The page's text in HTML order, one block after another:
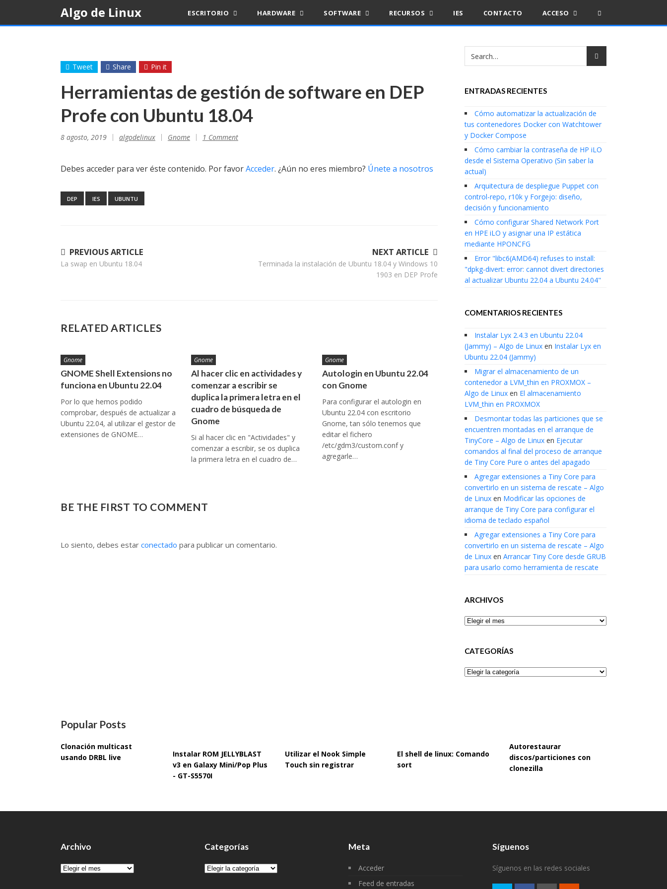
content
Algo de Linux ESCRITORIO HARDWARE SOFTWARE RECURSOS IES CONTACTO ACCESO
Tweet Share Pin it
Herramientas de gestión de software en DEP
Profe con Ubuntu 18.04
8 agosto, 2019 algodelinux Gnome 1 Comment
Debes acceder para ver éste contenido. Por favorAcceder. ¿Aún no eres miembro? Únete a nosotros
DEP IES UBUNTU
Navegación
de
NEXT ARTICLE
Terminada la instalación de Ubuntu 18.04 y Windows 10
1903 en DEP Profe
PREVIOUS ARTICLE
La swap en Ubuntu 18.04
RELATED ARTICLES
Gnome
GNOME Shell Extensions no
funciona en Ubuntu 22.04
Por lo que hemos podido
comprobar, después de actualizar a
Ubuntu 22.04, al utilizar el gestor de
extensiones de GNOME…
Gnome
Al hacer clic en actividades y
comenzar a escribir se
duplica la primera letra en el
cuadro de búsqueda de
Gnome
Si al hacer clic en "Actividades" y
comenzar a escribir, se os duplica
la primera letra en el cuadro de…
Gnome
Autologin en Ubuntu 22.04
con Gnome
Para configurar el autologin en
Ubuntu 22.04 con escritorio
Gnome, tan sólo tenemos que
editar el fichero
/etc/gdm3/custom.conf y
agregarle…
BE THE FIRST TO COMMENT
Lo siento, debes estar conectado para publicar un comentario.
ENTRADAS RECIENTES
Cómo automatizar la actualización de
tus contenedores Docker con Watchtower
y Docker Compose
Cómo cambiar la contraseña de HP iLO
desde el Sistema Operativo (Sin saber la
actual)
Arquitectura de despliegue Puppet con
control-repo, r10k y Forgejo: diseño,
decisión y funcionamiento
Cómo configurar Shared Network Port
en HPE iLO y asignar una IP estática
mediante HPONCFG
Error "libc6(AMD64) refuses to install:
"dpkg-divert: error: cannot divert directories
al actualizar Ubuntu 22.04 a Ubuntu 24.04"
COMENTARIOS RECIENTES
Instalar Lyx 2.4.3 en Ubuntu 22.04
(Jammy) – Algo de Linux en Instalar Lyx en
Ubuntu 22.04 (Jammy)
Migrar el almacenamiento de un
contenedor a LVM_thin en PROXMOX –
Algo de Linux en El almacenamiento
LVM_thin en PROXMOX
Desmontar todas las particiones que se
encuentren montadas en el arranque de
TinyCore – Algo de Linux en Ejecutar
comandos al final del proceso de arranque
de Tiny Core Pure o antes del apagado
Agregar extensiones a Tiny Core para
convertirlo en un sistema de rescate – Algo
de Linux en Modificar las opciones de
arranque de Tiny Core para configurar el
idioma de teclado español
Agregar extensiones a Tiny Core para
convertirlo en un sistema de rescate – Algo
de Linux en Arrancar Tiny Core desde GRUB
para usarlo como herramienta de rescate
ARCHIVOS
Archivos
CATEGORÍAS
Categorías
Popular Posts
Clonación multicast
usando DRBL live
Instalar ROM JELLYBLAST
v3 en Galaxy Mini/Pop Plus
- GT-S5570I
Utilizar el Nook Simple
Touch sin registrar
El shell de linux: Comando
sort
Autorestaurar
discos/particiones con
clonezilla
Archivo
Archivo
Categorías
Categorías
Meta
Acceder
Feed de entradas
Síguenos
Síguenos en las redes sociales